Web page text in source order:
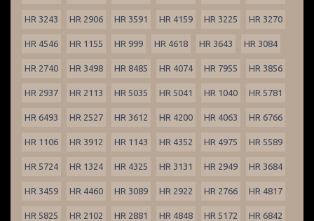
HR 3243 HR 2906 HR 3591 HR 4159 HR 3225 HR 3270
HR 4546 HR 1155 HR 999 HR 4618 HR 3643 HR 3084
HR 2740 HR 3498 HR 8485 HR 4074 HR 7955 HR 3856
HR 2937 HR 2113 HR 5035 HR 5041 HR 1040 HR 5781
HR 6493 HR 2527 HR 3612 HR 4200 HR 4063 HR 6766
HR 1106 HR 3912 HR 1143 HR 4352 HR 4975 HR 5589
HR 5724 HR 1324 HR 4325 HR 3131 HR 2949 HR 3684
HR 3459 HR 4460 HR 3089 HR 2922 HR 2766 HR 4817
HR 5825 HR 2102 HR 2881 HR 4848 HR 5172 HR 6842